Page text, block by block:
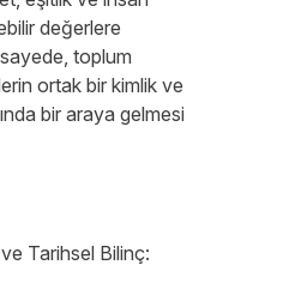
değerlere
sayede, toplum
ortak bir kimlik ve
bir araya gelmesi
Tarihsel Bilinç: